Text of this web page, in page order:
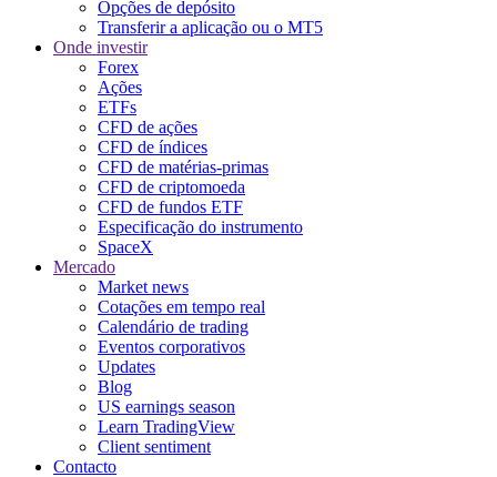
Opções de depósito
Transferir a aplicação ou o MT5
Onde investir
Forex
Ações
ETFs
CFD de ações
CFD de índices
CFD de matérias-primas
CFD de criptomoeda
CFD de fundos ETF
Especificação do instrumento
SpaceX
Mercado
Market news
Cotações em tempo real
Calendário de trading
Eventos corporativos
Updates
Blog
US earnings season
Learn TradingView
Client sentiment
Contacto